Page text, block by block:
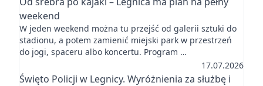
weekend
W jeden weekend można tu przejść od galerii sztuki do
stadionu, a potem zamienić miejski park w przestrzeń
do jogi, spaceru albo koncertu. Program …
17.07.2026
Święto Policji w Legnicy. Wyróżnienia za służbę i